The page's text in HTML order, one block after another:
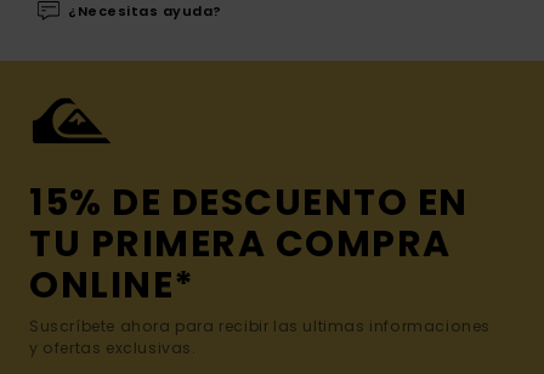
¿Necesitas ayuda?
15% DE DESCUENTO EN
TU PRIMERA COMPRA
ONLINE*
Suscríbete ahora para recibir las ultimas informaciones
y ofertas exclusivas.